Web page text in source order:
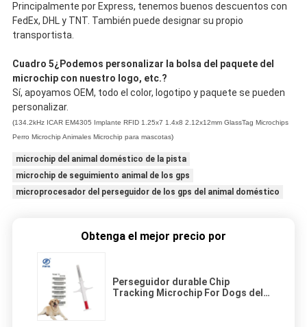
Principalmente por Express, tenemos buenos descuentos con
FedEx, DHL y TNT. También puede designar su propio
transportista.
Cuadro 5¿Podemos personalizar la bolsa del paquete del
microchip con nuestro logo, etc.?
Sí, apoyamos OEM, todo el color, logotipo y paquete se pueden
personalizar.
(134.2kHz ICAR EM4305 Implante RFID 1.25x7 1.4x8 2.12x12mm GlassTag Microchips
Perro Microchip Animales Microchip para mascotas)
microchip del animal doméstico de la pista
microchip de seguimiento animal de los gps
microprocesador del perseguidor de los gps del animal doméstico
Obtenga el mejor precio por
Perseguidor durable Chip
Tracking Microchip For Dogs del